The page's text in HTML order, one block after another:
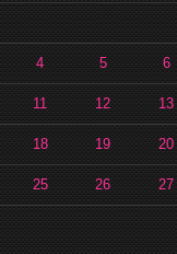
4 5 6
11 12 13
18 19 20
25 26 27